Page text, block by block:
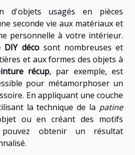
d'objets usagés en pièces
seconde vie aux matériaux et
personnelle à votre intérieur.
DIY décosont nombreuses et
et aux formes des objets à
récup, par exemple, est
pour métamorphoser un
En appliquant une couche
la technique de la patine
ou en créant des motifs
obtenir un résultat